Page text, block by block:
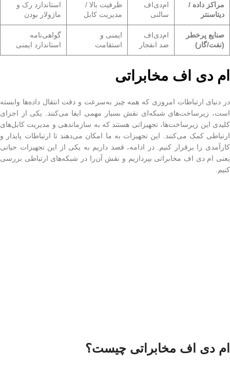
مراکز داده /
دیتاسنتر
ام‌دی‌اف
سالنی
ظرفیت بالا /
مدیریت کابل
استاندارد رک و
ماژولار بودن
صنایع پرخطر
(نفت/گاز)
ام‌دی‌اف
ضد انفجار
ایمنی و
استقامت
گواهی‌نامه
استاندارد ایمنی
ام دی اف مخابراتی
در دنیای ارتباطات امروزی که همه چیز به‌سرعت و دقت انتقال داده‌ها وابسته
است، زیرساخت‌های شبکه‌ای نقش بسیار مهمی ایفا می‌کنند. یکی از اجزای
کلیدی این زیرساخت‌ها، تجهیزاتی هستند که به سازماندهی و مدیریت کابل‌های
ارتباطی کمک می‌کنند. این تجهیزات به ما امکان می‌دهند تا ارتباطات پایدار و
کارآمدی را برقرار کنیم. در ادامه، قصد داریم به یکی از این تجهیزات حیاتی
یعنی ام دی اف مخابراتی بپردازیم و نقش آن‌را در شبکه‌های ارتباطی بررسی
کنیم.
ام دی اف مخابراتی چیست؟